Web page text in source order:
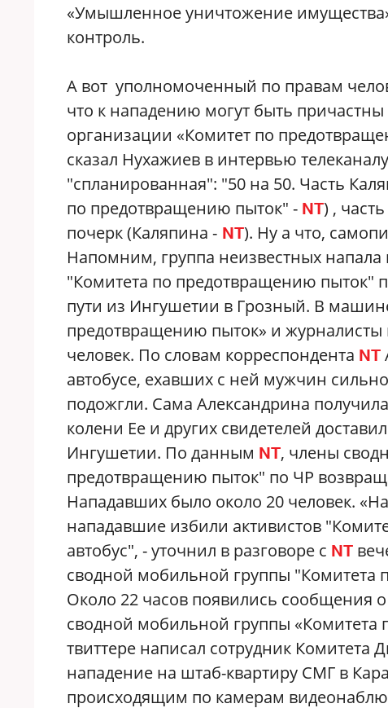
«Умышленное уничтожение
контроль.
А вот уполномоченный по правам
что к нападению могут быть
организации «Комитет по
сказал Нухажиев в интервью
"спланированная": "50 на 50. Часть
по предотвращению пыток" - NT) ,
почерк (Каляпина - NT). Ну а что,
Напомним, группа неизвестных напала
"Комитета по предотвращению пыток"
пути из Ингушетии в Грозный. В
предотвращению пыток» и
человек. По словам корреспондента NT
автобусе, ехавших с ней мужчин
подожгли. Сама Александрина
колени Ее и других свидетелей
Ингушетии. По данным NT, члены
предотвращению пыток" по ЧР
Нападавших было около 20 человек.
нападавшие избили активистов
автобус", - уточнил в разговоре с NT
сводной мобильной группы
Около 22 часов появились сообщения
сводной мобильной группы
твиттере написал сотрудник
нападение на штаб-квартиру СМГ в
происходящим по камерам